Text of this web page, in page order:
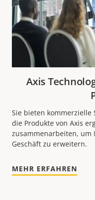
Axis
Sie bieten kommerzielle
die Produkte von Axis
zusammenarbeiten,
Geschäft zu erweitern.
MEHR ERFAHREN